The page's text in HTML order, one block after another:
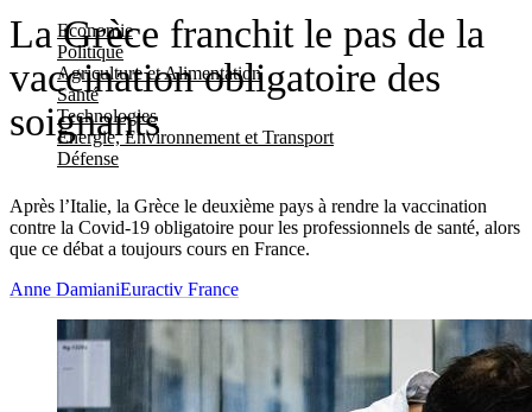
Economie
Politique
Agriculture et Alimentation
Santé
Technologies
Energie, Environnement et Transport
Défense
La Grèce franchit le pas de la
vaccination obligatoire des
soignants
Après l’Italie, la Grèce le deuxième pays à rendre la vaccination
contre la Covid-19 obligatoire pour les professionnels de santé, alors
que ce débat a toujours cours en France.
Anne DamianiEuractiv France